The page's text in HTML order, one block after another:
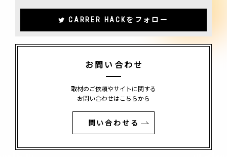
CARRER HACKをフォロー
お問い合わせ
取材のご依頼やサイトに関する
お問い合わせはこちらから
問い合わせる